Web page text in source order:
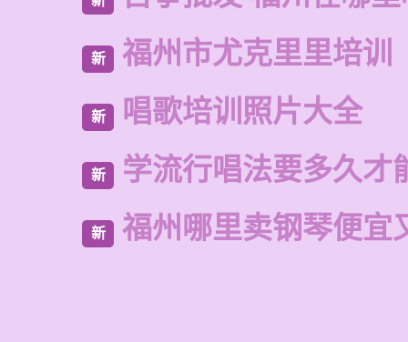
新 福州市尤克里里培训
新 唱歌培训照片大全
新 学流行唱法要多久才
新 福州哪里卖钢琴便宜